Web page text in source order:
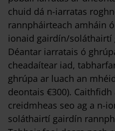
chuid dá n-iarratas
rannpháirteach amháin
ionaid gairdín/soláthairtí
Déantar iarratais ó
cheadaítear iad,
ghrúpa ar luach an
deontais €300).
creidmheas seo ag a n-
soláthairtí gairdín